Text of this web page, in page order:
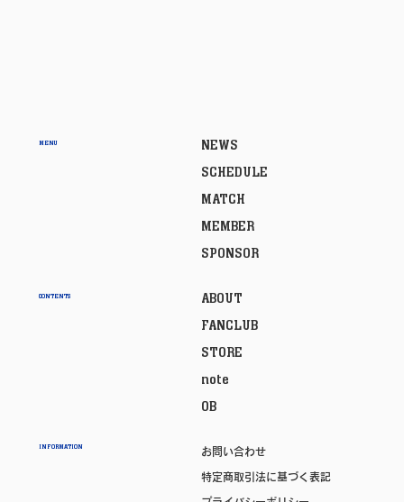
ABOUT
FANCLUB
STORE
note
OB
CONTENTS
NEWS
SCHEDULE
MATCH
MEMBER
SPONSOR
MENU
お問い合わせ
特定商取引法に基づく表記
INFORMATION